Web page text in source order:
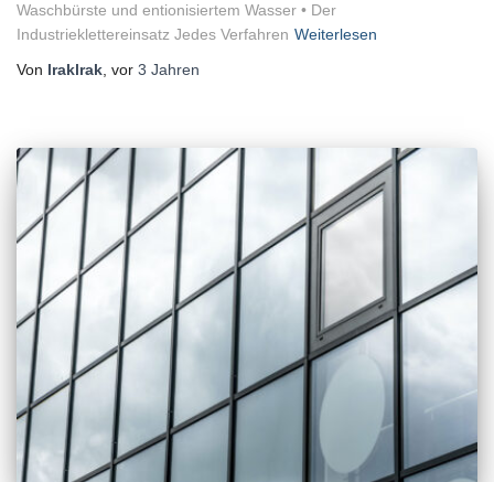
Waschbürste und entionisiertem Wasser • Der
Industrieklettereinsatz Jedes Verfahren Weiterlesen
Von lraklrak , vor 3 Jahren